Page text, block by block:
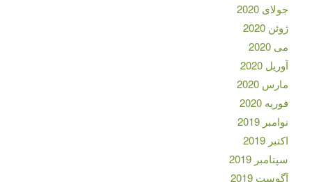
جولای 2020
ژوئن 2020
می 2020
آوریل 2020
مارس 2020
فوریه 2020
نوامبر 2019
اکتبر 2019
سپتامبر 2019
آگوست 2019